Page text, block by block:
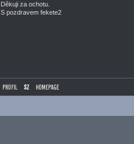
Děkuji za ochotu.
S pozdravem fekete2